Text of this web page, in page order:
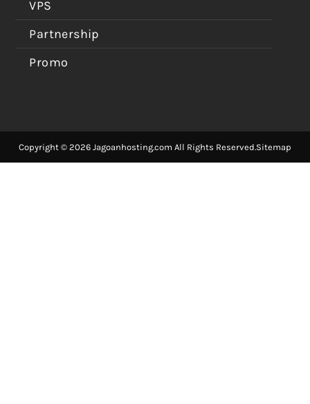
VPS
Partnership
Promo
Copyright © 2026 Jagoanhosting.com All Rights Reserved.Sitemap